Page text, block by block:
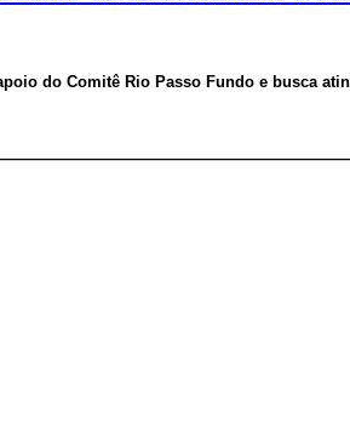
do Comitê Rio Passo Fundo e busca